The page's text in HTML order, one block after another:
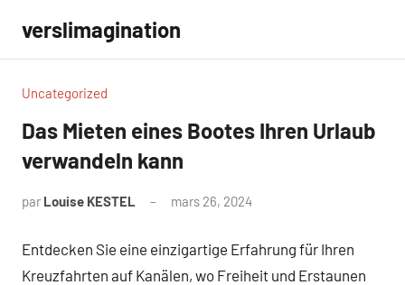
contenu
verslimagination
Uncategorized
Das Mieten eines Bootes Ihren Urlaub
verwandeln kann
par Louise KESTEL mars 26, 2024
Entdecken Sie eine einzigartige Erfahrung für Ihren
Kreuzfahrten auf Kanälen, wo Freiheit und Erstaunen